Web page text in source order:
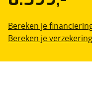
Bereken je
Bereken je verzekering